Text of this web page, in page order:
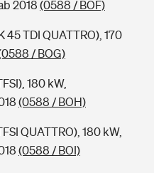
2018 (0588 / BOF)
45 TDI QUATTRO), 170
/ BOG)
180 kW,
(0588 / BOH)
QUATTRO), 180 kW,
(0588 / BOI)